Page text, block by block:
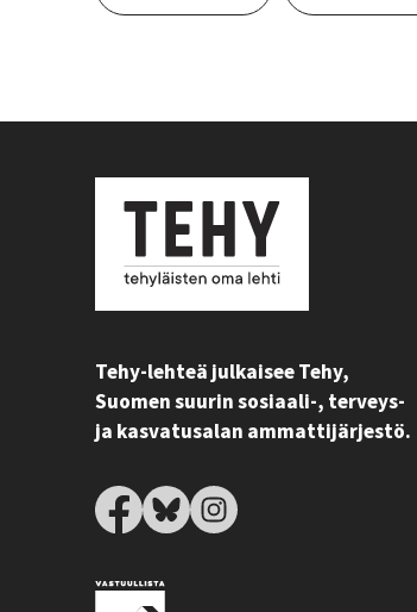
Tehy-lehteä julkaisee Tehy,
Suomen suurin sosiaali-, terveys-
ja kasvatusalan ammattijärjestö.